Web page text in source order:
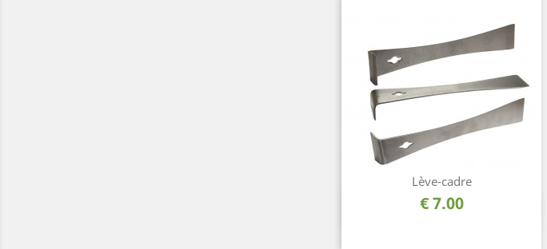
Lève-cadre
السعر
7.00 €
نظرة سريعة